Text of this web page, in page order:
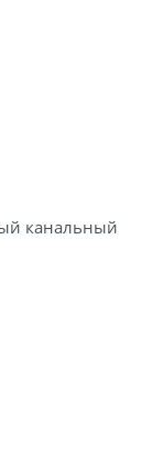
канальный